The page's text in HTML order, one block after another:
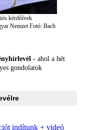
kérdőívek
NemzetFotó: Bach
- ahol a hét
gondolatok
indítunk + videó